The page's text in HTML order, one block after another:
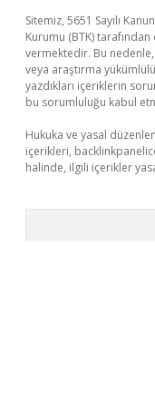
Sitemiz, 5651 Sayılı
Kurumu (BTK)
vermektedir. Bu
veya araştırma
yazdıkları içeriklerin
bu sorumluluğu kabul
Hukuka ve yasal
içerikleri,
halinde, ilgili içerikler